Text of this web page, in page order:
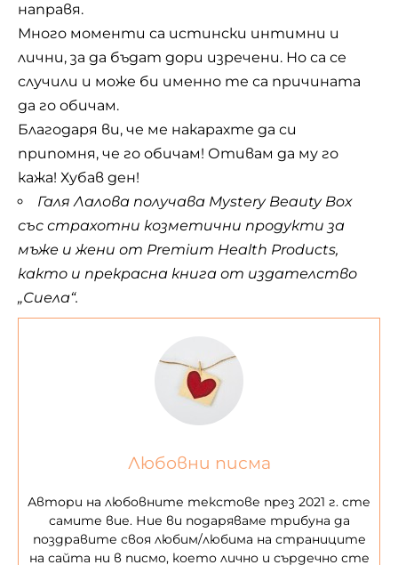
направя.
Много моменти са истински интимни и
лични, за да бъдат дори изречени. Но са се
случили и може би именно те са причината
да го обичам.
Благодаря ви, че ме накарахте да си
припомня, че го обичам! Отивам да му го
кажа! Хубав ден!
Галя Лалова получава Mystery Beauty Box
със страхотни козметични продукти за
мъже и жени от Premium Health Products,
както и прекрасна книга от издателство
„Сиела“.
Любовни писма
Автори на любовните текстове през 2021 г. сте
самите вие. Ние ви подаряваме трибуна да
поздравите своя любим/любима на страниците
на сайта ни в писмо, което лично и сърдечно сте